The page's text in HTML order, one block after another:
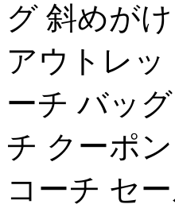
グ 斜めが
アウトレ
ーチ バッ
チ クーポ
コーチ セ